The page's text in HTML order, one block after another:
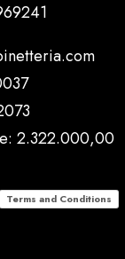
2.322.000,00
Terms and Conditions